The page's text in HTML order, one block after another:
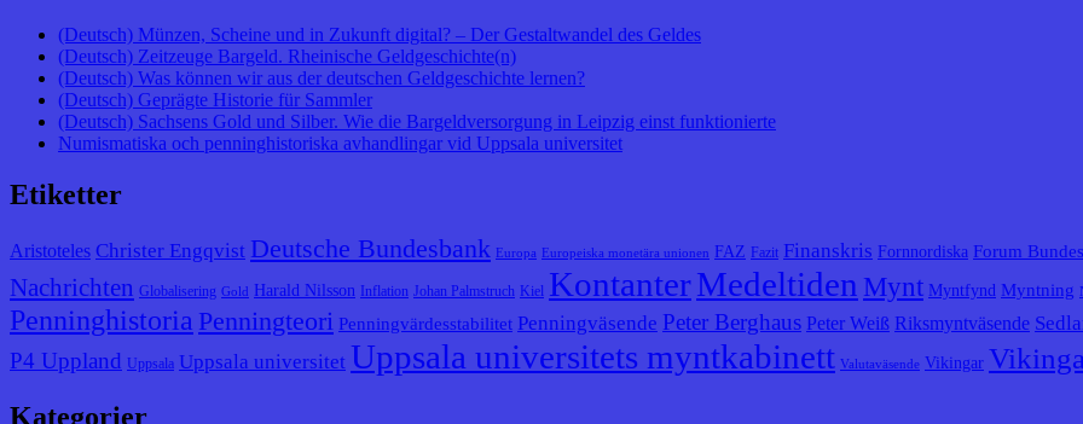
(Deutsch) Münzen, Scheine und in Zukunft digital? – Der Gestaltwandel des Geldes
(Deutsch) Zeitzeuge Bargeld. Rheinische Geldgeschichte(n)
(Deutsch) Was können wir aus der deutschen Geldgeschichte lernen?
(Deutsch) Geprägte Historie für Sammler
(Deutsch) Sachsens Gold und Silber. Wie die Bargeldversorgung in Leipzig einst funktionierte
Numismatiska och penninghistoriska avhandlingar vid Uppsala universitet
Etiketter
Aristoteles Christer Engqvist Deutsche Bundesbank Europa Europeiska monetära unionen FAZ Fazit Finanskris Fornnordiska Forum
Nachrichten Globalisering Gold Harald Nilsson Inflation Johan Palmstruch Kiel KontanterMedeltiden Mynt Myntfynd Myntning
Penninghistoria Penningteori Penningvärdesstabilitet Penningväsende Peter Berghaus Peter Weiß Riksmyntväsende
P4 Uppland Uppsala Uppsala universitet Uppsala universitets myntkabinett Valutaväsende Vikingar
Kategorier